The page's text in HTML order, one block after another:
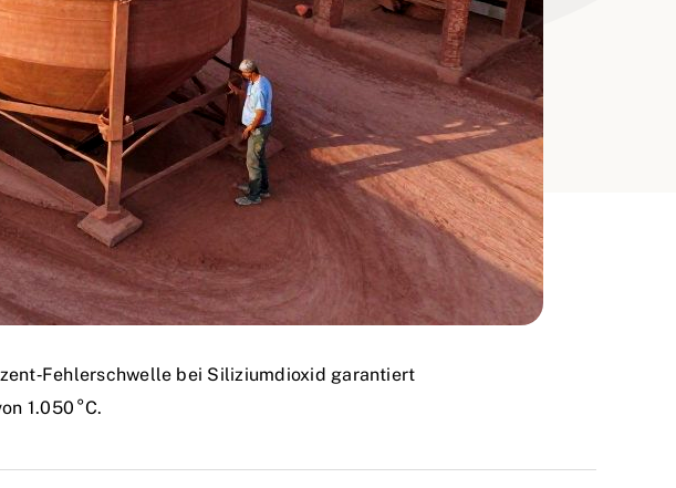
bei Siliziumdioxid garantiert
1.050 °C.